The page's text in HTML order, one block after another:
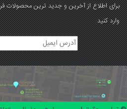
برای اطلاع از آخرین و جدید ترین محصولات
وارد کنید